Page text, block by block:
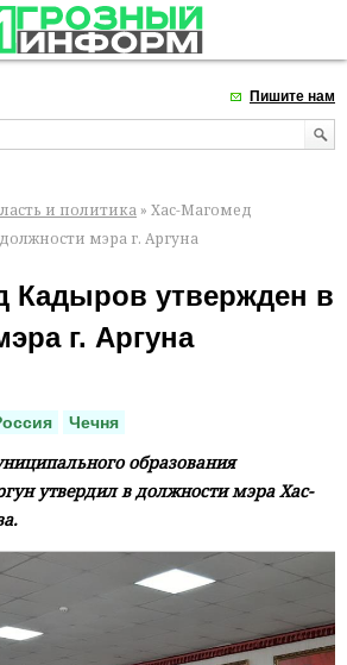
Пишите нам
и политика » Хас-Магомед
мэра г. Аргуна
Кадыров утвержден в
г. Аргуна
Чечня
образования
утвердил в должности мэра Хас-